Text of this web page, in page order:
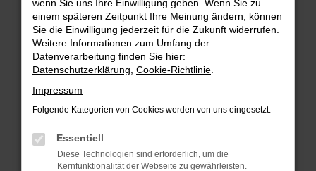
Hier sind ein paar Tipps, die dir helfen können:
Überprüfe deine Firewall und deine
Internetverbindung.
Laden andere Webseiten, zum Beispiel deine
Suchmaschine?
Prüfe deine Browsererweiterungen.
können das Laden bestimmter Seiten
verhindern. Funktioniert die Seite in einem
wenn Sie uns Ihre Einwilligung geben. Wenn Sie zu
einem späteren Zeitpunkt Ihre Meinung ändern, können
Sie die Einwilligung jederzeit für die Zukunft widerrufen.
Weitere Informationen zum Umfang der
Datenverarbeitung finden Sie hier:
Datenschutzerklärung Cookie-Richtlinie
Impressum
Folgende Kategorien von Cookies werden von uns eingesetzt:
Essentiell
Diese Technologien sind erforderlich, um die
Kernfunktionalität der Webseite zu gewährleisten.